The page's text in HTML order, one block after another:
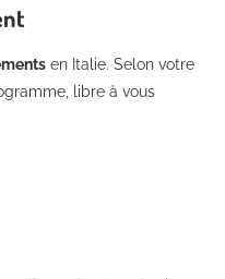
en Italie. Selon votre
libre à vous